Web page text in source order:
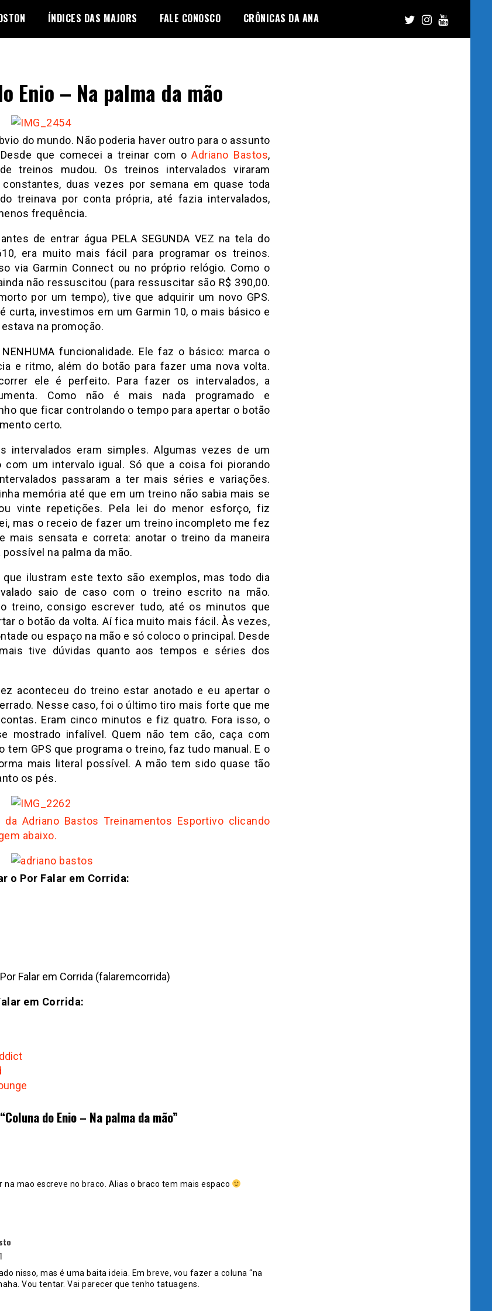
ÍNDICES DAS MAJORS FALE CONOSCO CRÔNICAS DA ANA
Enio – Na palma da mão
do mundo. Não poderia haver outro para o assunto
que comecei a treinar com oAdriano Bastos,
treinos mudou. Os treinos intervalados viraram
constantes, duas vezes por semana em quase toda
treinava por conta própria, até fazia intervalados,
frequência.
de entrar água PELA SEGUNDA VEZ na tela do
era muito mais fácil para programar os treinos.
via Garmin Connect ou no próprio relógio. Como o
não ressuscitou (para ressuscitar são R$ 390,00.
por um tempo), tive que adquirir um novo GPS.
curta, investimos em um Garmin 10, o mais básico e
estava na promoção.
funcionalidade. Ele faz o básico: marca o
e ritmo, além do botão para fazer uma nova volta.
ele é perfeito. Para fazer os intervalados, a
Como não é mais nada programado e
que ficar controlando o tempo para apertar o botão
certo.
intervalados eram simples. Algumas vezes de um
com um intervalo igual. Só que a coisa foi piorando
passaram a ter mais séries e variações.
memória até que em um treino não sabia mais se
vinte repetições. Pela lei do menor esforço, fiz
mas o receio de fazer um treino incompleto me fez
mais sensata e correta: anotar o treino da maneira
na palma da mão.
ilustram este texto são exemplos, mas todo dia
saio de caso com o treino escrito na mão.
treino, consigo escrever tudo, até os minutos que
o botão da volta. Aí fica muito mais fácil. Às vezes,
ou espaço na mão e só coloco o principal. Desde
tive dúvidas quanto aos tempos e séries dos
aconteceu do treino estar anotado e eu apertar o
Nesse caso, foi o último tiro mais forte que me
Eram cinco minutos e fiz quatro. Fora isso, o
mostrado infalível. Quem não tem cão, caça com
tem GPS que programa o treino, faz tudo manual. E o
mais literal possível. A mão tem sido quase tão
os pés.
da Adriano Bastos Treinamentos Esportivo clicando
abaixo.
o Por Falar em Corrida:
Falar em Corrida (falaremcorrida)
em Corrida:
Coluna do Enio – Na palma da mão”
na mao escreve no braco. Alias o braco tem mais espaco
nisso, mas é uma baita ideia. Em breve, vou fazer a coluna “na
Vou tentar. Vai parecer que tenho tatuagens.